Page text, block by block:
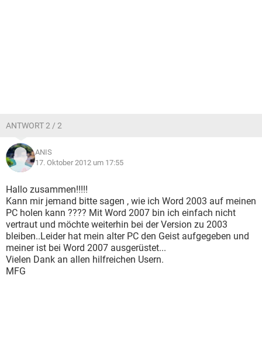
ANTWORT 2 / 2
ANIS
17. Oktober 2012 um 17:55
Hallo zusammen!!!!!
Kann mir jemand bitte sagen , wie ich Word 2003 auf meinen
PC holen kann ???? Mit Word 2007 bin ich einfach nicht
vertraut und möchte weiterhin bei der Version zu 2003
bleiben..Leider hat mein alter PC den Geist aufgegeben und
meiner ist bei Word 2007 ausgerüstet...
Vielen Dank an allen hilfreichen Usern.
MFG